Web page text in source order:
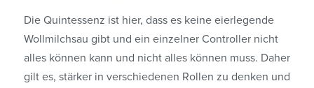
Die Quintessenz ist hier, dass es keine eierlegende
Wollmilchsau gibt und ein einzelner Controller nicht
alles können kann und nicht alles können muss. Daher
gilt es, stärker in verschiedenen Rollen zu denken und